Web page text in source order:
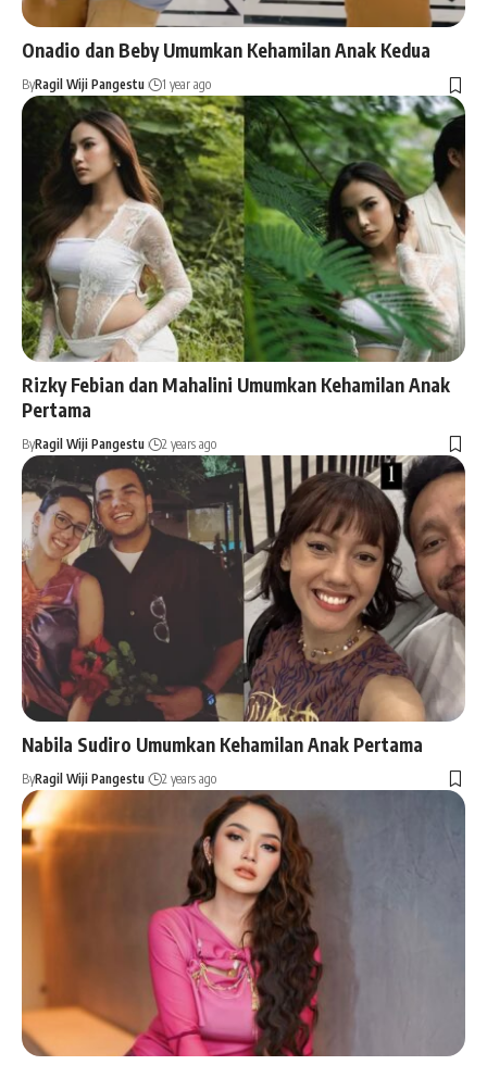
Onadio dan Beby Umumkan Kehamilan Anak Kedua
ByRagil Wiji Pangestu 1 year ago
Rizky Febian dan Mahalini Umumkan Kehamilan Anak
Pertama
ByRagil Wiji Pangestu 2 years ago
Nabila Sudiro Umumkan Kehamilan Anak Pertama
ByRagil Wiji Pangestu 2 years ago